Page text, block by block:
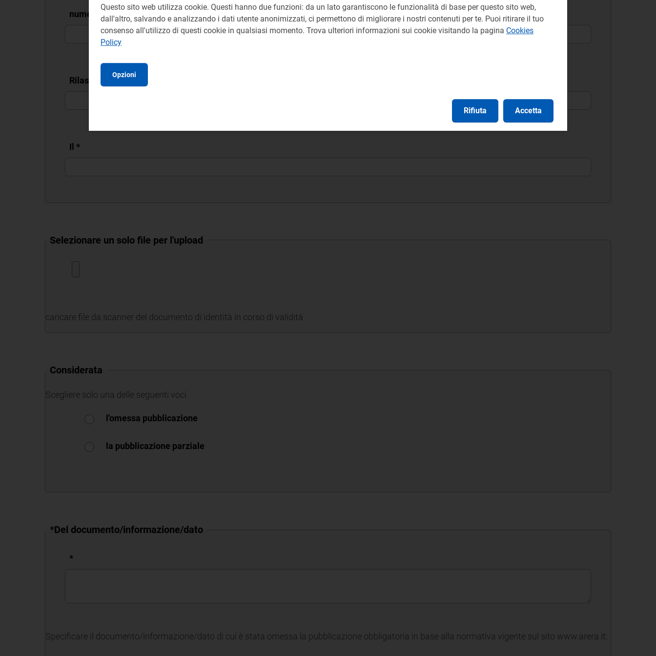
numero *
Rilasciato da*
Il *
Selezionare un solo file per l'upload
caricare file da scanner del documento di identità in corso di validità
Considerata
Scegliere solo una delle seguenti voci
l'omessa pubblicazione
la pubblicazione parziale
*Del documento/informazione/dato
*
Specificare il documento/informazione/dato di cui è stata omessa la pubblicazione obbligatoria in base alla normativa vigente sul sito www.arera.it;
Questo sito web utilizza cookie. Questi hanno due funzioni: da un lato garantiscono le funzionalità di base per questo sito web,
dall'altro, salvando e analizzando i dati utente anonimizzati, ci permettono di migliorare i nostri contenuti per te. Puoi ritirare il tuo
consenso all'utilizzo di questi cookie in qualsiasi momento. Trova ulteriori informazioni sui cookie visitando la pagina Cookies
Policy
Opzioni
Rifiuta Accetta